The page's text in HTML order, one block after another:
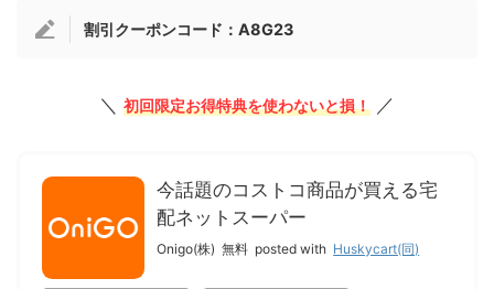
割引クーポンコード：A8G23
＼ 初回限定お得特典を使わないと損！ ／
今話題のコストコ商品が買える宅
配ネットスーパー
Onigo(株) 無料 posted with Huskycart(同)